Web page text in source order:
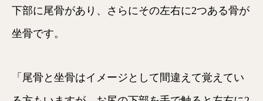
下部に尾骨があり、さらにその左右に2つある骨が
坐骨です。
「尾骨と坐骨はイメージとして間違えて覚えてい